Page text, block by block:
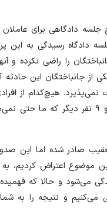
از انهدام هواپیمای اوکراینی و جان باختن ۱۷۶ سرنشین آن گذشته. اگرچه تا آبان ۱۴۰۰ هیچ
آبان ماه و ۴۸ روز مانده به دومین سالگرد انهدام پرواز ۷۵۲، نخستین جلسه
جانباختگان را راضی نکرده و
جانباختگان این حادثه
هیچ‌کدام از
آنها شکایت کرده‌ایم در دادگاه نیستند. تنها کسانی که به عنوان متهم در جلسات دادگاه حضور دارند،
صادر شده اما این
موضوع اعتراض کردیم،
می‌شود و حالا که
می‌کنیم و نتیجه را به